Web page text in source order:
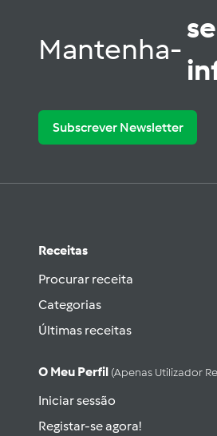
Mantenha-
se
Subscrever Newsletter
Receitas
Procurar receita
Categorias
Últimas receitas
O Meu Perfil (apenas Utilizador
Iniciar sessão
Registar-se agora!